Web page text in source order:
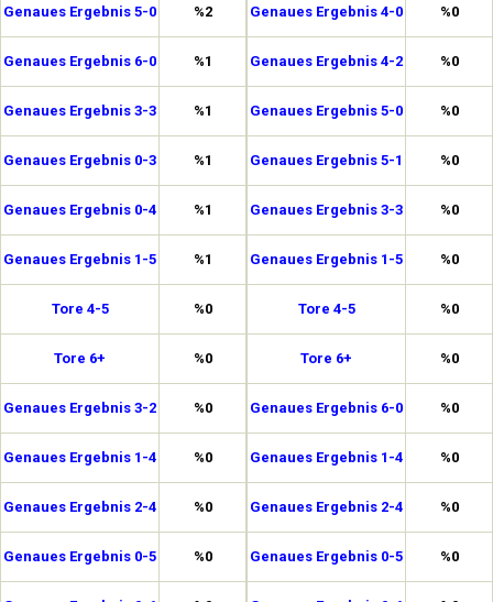
Genaues Ergebnis 5-0 %2
Genaues Ergebnis 6-0 %1
Genaues Ergebnis 3-3 %1
Genaues Ergebnis 0-3 %1
Genaues Ergebnis 0-4 %1
Genaues Ergebnis 1-5 %1
Tore 4-5 %0
Tore 6+ %0
Genaues Ergebnis 3-2 %0
Genaues Ergebnis 1-4 %0
Genaues Ergebnis 2-4 %0
Genaues Ergebnis 0-5 %0
Genaues Ergebnis 4-0 %0
Genaues Ergebnis 4-2 %0
Genaues Ergebnis 5-0 %0
Genaues Ergebnis 5-1 %0
Genaues Ergebnis 3-3 %0
Genaues Ergebnis 1-5 %0
Tore 4-5 %0
Tore 6+ %0
Genaues Ergebnis 6-0 %0
Genaues Ergebnis 1-4 %0
Genaues Ergebnis 2-4 %0
Genaues Ergebnis 0-5 %0